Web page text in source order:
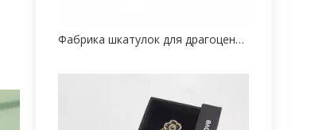
Фабрика шкатулок для драгоценностей